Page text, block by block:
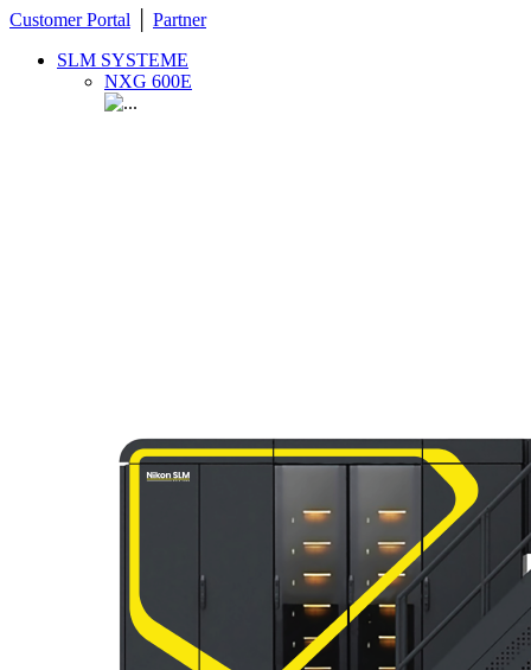
Customer Portal
Partner
SLM SYSTEME
NXG 600E